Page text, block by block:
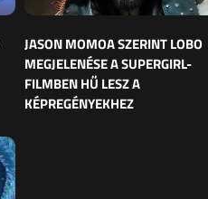
JASON MOMOA SZERINT LOBO
MEGJELENÉSE A SUPERGIRL-
FILMBEN HŰ LESZ A
KÉPREGÉNYEKHEZ